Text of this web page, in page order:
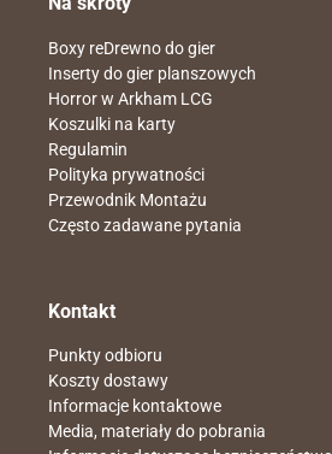
Boxy reDrewno do gier
Inserty do gier planszowych
Horror w Arkham LCG
Koszulki na karty
Regulamin
Polityka prywatności
Przewodnik Montażu
Często zadawane pytania
Kontakt
Punkty odbioru
Koszty dostawy
Informacje kontaktowe
Media, materiały do pobrania